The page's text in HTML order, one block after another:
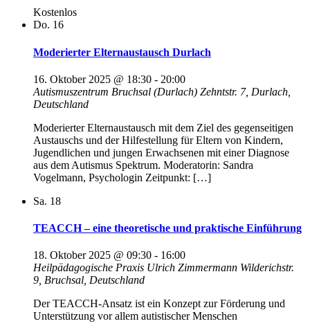
Kostenlos
Do. 16
Moderierter Elternaustausch Durlach
16. Oktober 2025 @ 18:30 - 20:00
Autismuszentrum Bruchsal (Durlach) Zehntstr. 7, Durlach,
Deutschland
Moderierter Elternaustausch mit dem Ziel des gegenseitigen
Austauschs und der Hilfestellung für Eltern von Kindern,
Jugendlichen und jungen Erwachsenen mit einer Diagnose
aus dem Autismus Spektrum. Moderatorin: Sandra
Vogelmann, Psychologin Zeitpunkt: […]
Sa. 18
TEACCH – eine theoretische und praktische Einführung
18. Oktober 2025 @ 09:30 - 16:00
Heilpädagogische Praxis Ulrich Zimmermann Wilderichstr.
9, Bruchsal, Deutschland
Der TEACCH-Ansatz ist ein Konzept zur Förderung und
Unterstützung vor allem autistischer Menschen